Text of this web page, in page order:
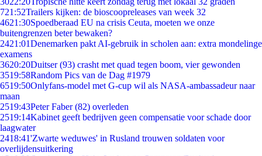
721:52Trailers kijken: de bioscoopreleases van week 32
4621:30Spoedberaad EU na crisis Ceuta, moeten we onze
buitengrenzen beter bewaken?
2421:01Denemarken pakt AI-gebruik in scholen aan: extra mondelinge
examens
3620:20Duitser (93) crasht met quad tegen boom, vier gewonden
3519:58Random Pics van de Dag #1979
6519:50Onlyfans-model met G-cup wil als NASA-ambassadeur naar
maan
2519:43Peter Faber (82) overleden
2519:14Kabinet geeft bedrijven geen compensatie voor schade door
laagwater
2418:41'Zwarte weduwes' in Rusland trouwen soldaten voor
overlijdensuitkering